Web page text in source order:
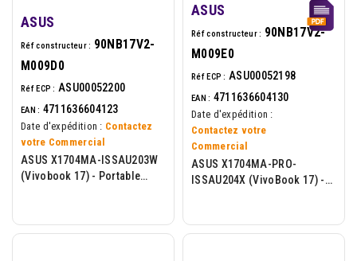
ASUS
Réf constructeur : 90NB17V2-
M009D0
Réf ECP : ASU00052200
EAN : 4711636604123
Date d'expédition : Contactez
votre Commercial
ASUS X1704MA-ISSAU203W
(Vivobook 17) - Portable
ASUS
Réf constructeur : 90NB17V2-
M009E0
Réf ECP : ASU00052198
EAN : 4711636604130
Date d'expédition :
Contactez votre
Commercial
ASUS X1704MA-PRO-
ISSAU204X (VivoBook 17) -